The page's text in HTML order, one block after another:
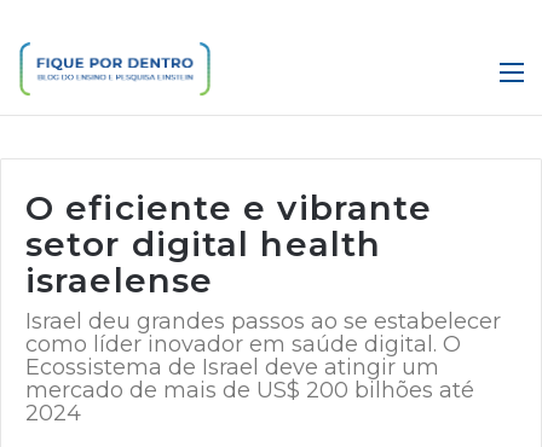
O eficiente e vibrante
setor digital health
israelense
Israel deu grandes passos ao se estabelecer
como líder inovador em saúde digital. O
Ecossistema de Israel deve atingir um
mercado de mais de US$ 200 bilhões até
2024